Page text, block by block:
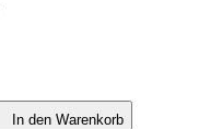
In den Warenkorb